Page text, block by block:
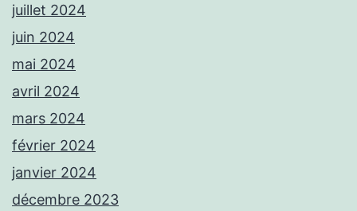
juillet 2024
juin 2024
mai 2024
avril 2024
mars 2024
février 2024
janvier 2024
décembre 2023